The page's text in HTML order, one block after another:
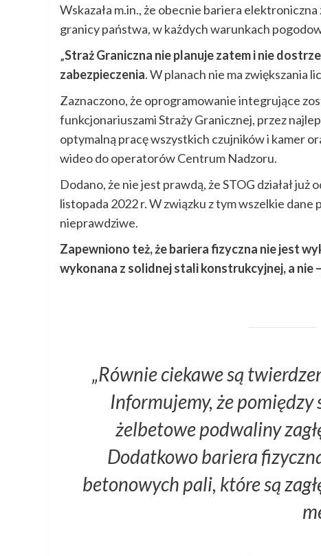
Wskazała m.in., że obecnie bariera
granicy państwa, w każdych warunkach
„Straż Graniczna nie planuje zatem i nie
zabezpieczenia. W planach nie ma zwiększania
Zaznaczono, że oprogramowanie integrujące
funkcjonariuszami Straży Granicznej, przez
optymalną pracę wszystkich czujników i kamer
wideo do operatorów Centrum Nadzoru.
Dodano, że nie jest prawdą, że STOG działał już
listopada 2022 r. W związku z tym wszelkie
nieprawdziwe.
Zapewniono też, że bariera fizyczna nie jest
wykonana z solidnej stali konstrukcyjnej, a nie
„Równie ciekawe są
Informujemy, że
żelbetowe podwaliny
Dodatkowo bariera
betonowych pali, które są